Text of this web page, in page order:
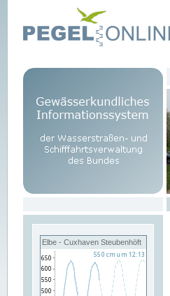
Elbe - Cuxhaven Steubenhöft